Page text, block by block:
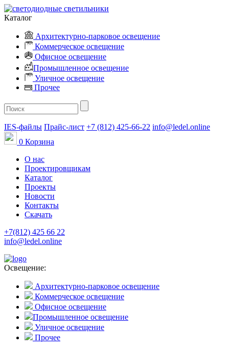
Каталог
Архитектурно-парковое освещение
Коммерческое освещение
Офисное освещение
Промышленное освещение
Уличное освещение
Прочее
IES-файлы Прайс-лист +7 (812) 425-66-22 info@ledel.online
0 Корзина
О нас
Проектировщикам
Каталог
Проекты
Новости
Контакты
Скачать
+7(812) 425 66 22
info@ledel.online
Освещение:
Архитектурно-парковое освещение
Коммерческое освещение
Офисное освещение
Промышленное освещение
Уличное освещение
Прочее